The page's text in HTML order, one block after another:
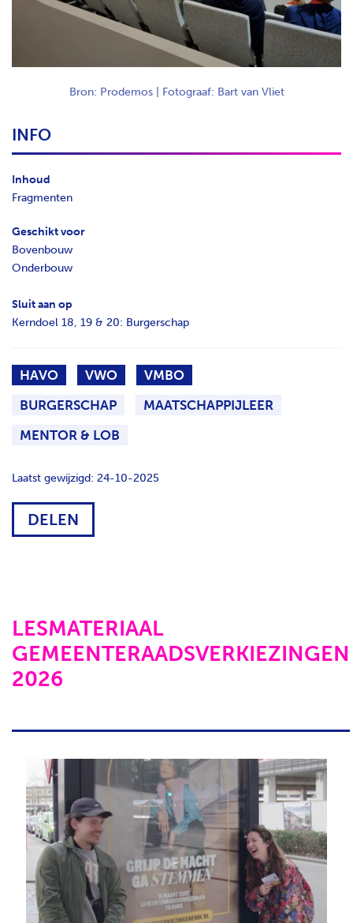
Bron: Prodemos | Fotograaf: Bart van Vliet
INFO
Inhoud
Fragmenten
Geschikt voor
Bovenbouw
Onderbouw
Sluit aan op
Kerndoel 18, 19 & 20: Burgerschap
HAVO VWO
VMBO
BURGERSCHAP
MAATSCHAPPIJLEER
MENTOR & LOB
Laatst gewijzigd: 24-10-2025
DELEN
LESMATERIAAL
GEMEENTERAADSVERKIEZINGEN
2026